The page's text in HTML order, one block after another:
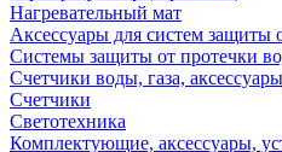
Нагревательный мат
Аксессуары для систем защиты
Системы защиты от протечки
Счетчики воды, газа, аксессуары
Счетчики
Светотехника
Комплектующие, аксессуары,